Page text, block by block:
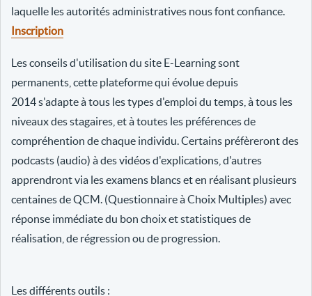
laquelle les autorités administratives nous font confiance.
Inscription
Les conseils d'utilisation du site E-Learning sont
permanents, cette plateforme qui évolue depuis
2014 s'adapte à tous les types d'emploi du temps, à tous les
niveaux des stagaires, et à toutes les préférences de
compréhention de chaque individu. Certains préfèreront des
podcasts (audio) à des vidéos d'explications, d'autres
apprendront via les examens blancs et en réalisant plusieurs
centaines de QCM. (Questionnaire à Choix Multiples) avec
réponse immédiate du bon choix et statistiques de
réalisation, de régression ou de progression.
Les différents outils :